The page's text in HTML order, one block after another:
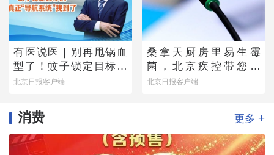
有医说医｜别再甩锅血
型了！蚊子锁定目标的
真正“导航系统”找到了
北京日报客户端
桑拿天厨房里易生霉
菌，北京疾控带您排
除“高风险点位”
北京日报客户端
消费 更多 +